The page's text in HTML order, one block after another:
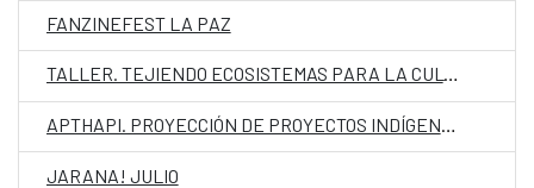
FANZINEFEST LA PAZ
TALLER. TEJIENDO ECOSISTEMAS PARA LA CULTURA / LA PAZ
APTHAPI. PROYECCIÓN DE PROYECTOS INDÍGENAS TLGB EN BOLIVIA
JARANA! JULIO